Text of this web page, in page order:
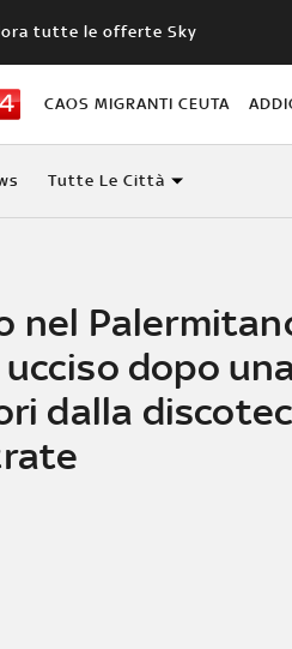
tutte le offerte Sky
CAOS MIGRANTI CEUTA
Tutte Le Città
nel
ucciso dopo
dalla